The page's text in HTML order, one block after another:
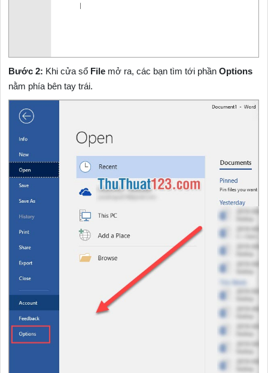
Bước 2: Khi cửa sổ File mở ra, các bạn tìm tới phầnOptions
nằm phía bên tay trái.